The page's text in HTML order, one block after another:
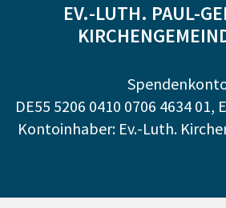
EV.-LUTH. PAUL-
DE55 5206 0410 0706 4634 01,
Kontoinhaber: Ev.-Luth.